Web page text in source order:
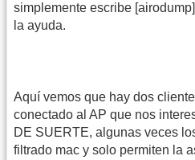
simplemente escribe
la ayuda.
Aquí vemos que hay dos
conectado al AP que nos
DE SUERTE, algunas veces
filtrado mac y solo permiten la